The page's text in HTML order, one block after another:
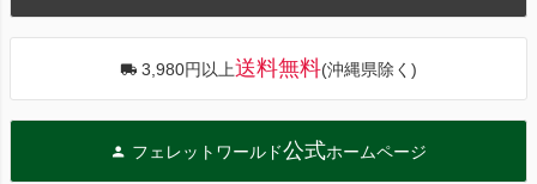
へ
3,980円以上送料無料(沖縄県除く)
フェレットワールド公式ホームページ